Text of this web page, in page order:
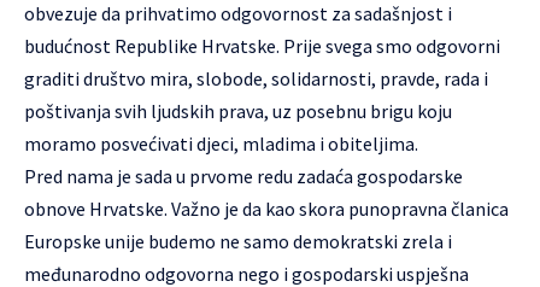
obvezuje da prihvatimo odgovornost za sadašnjost i
budućnost Republike Hrvatske. Prije svega smo odgovorni
graditi društvo mira, slobode, solidarnosti, pravde, rada i
poštivanja svih ljudskih prava, uz posebnu brigu koju
moramo posvećivati djeci, mladima i obiteljima.
Pred nama je sada u prvome redu zadaća gospodarske
obnove Hrvatske. Važno je da kao skora punopravna članica
Europske unije budemo ne samo demokratski zrela i
međunarodno odgovorna nego i gospodarski uspješna